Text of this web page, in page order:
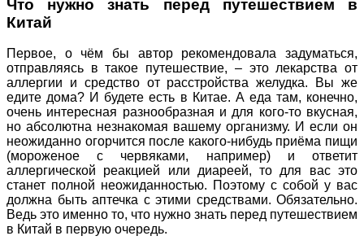
Что нужно знать перед путешествием в
Китай
Первое, о чём бы автор рекомендовала задуматься,
отправляясь в такое путешествие, – это лекарства от
аллергии и средство от расстройства желудка. Вы же
едите дома? И будете есть в Китае. А еда там, конечно,
очень интересная разнообразная и для кого-то вкусная,
но абсолютна незнакомая вашему организму. И если он
неожиданно огорчится после какого-нибудь приёма пищи
(мороженое с червяками, например) и ответит
аллергической реакцией или диареей, то для вас это
станет полной неожиданностью. Поэтому с собой у вас
должна быть аптечка с этими средствами. Обязательно.
Ведь это именно то, что нужно знать перед путешествием
в Китай в первую очередь.